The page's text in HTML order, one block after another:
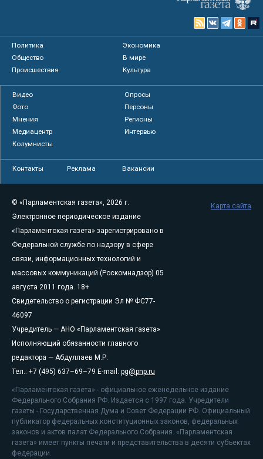
Политика
Экономика
Общество
В мире
Происшествия
Культура
Видео
Опросы
Фото
Персоны
Мнения
Регионы
Медиацентр
Интервью
Колумнисты
Контакты Реклама Вакансии
© «Парламентская газета», 2026 г.
Электронное периодическое издание
«Парламентская газета» зарегистрировано в
Федеральной службе по надзору в сфере
связи, информационных технологий и
массовых коммуникаций (Роскомнадзор) 05
августа 2011 года. 18+
Свидетельство о регистрации Эл № ФС77-
46097
Учредитель — АНО «Парламентская газета»
Исполняющий обязанности главного
редактора — Абдуллаев М.Р.
Тел.: +7 (495) 637–69–79 E-mail: pg@pnp.ru
«Парламентская газета» - официальное еженедельное издание
Федерального Собрания РФ. Издается с 1997 года. Учредители
газеты - Государственная Дума и Совет Федерации РФ. Официальный
публикатор федеральных конституционных законов, федеральных
законов и актов палат Федерального Собрания. «Парламентская
газета» имеет пункты печати и представительства в десяти субъектах
федерации.
Карта сайта